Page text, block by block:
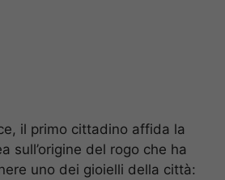
il primo cittadino affida la
sull’origine del rogo che ha
uno dei gioielli della città: